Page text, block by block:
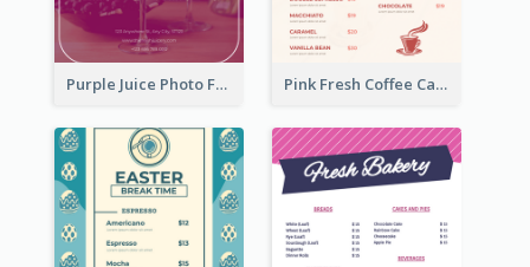
Purple Juice Photo Fresh Drink Menu Pink Fresh Coffee Cafe Photo Simple Menu